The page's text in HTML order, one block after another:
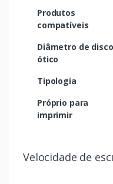
Produtos
compatíveis
Diâmetro de disco
ótico
Tipologia
Próprio para
imprimir
Velocidade de